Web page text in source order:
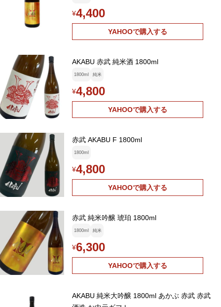
¥4,400
YAHOOで購入する
AKABU 赤武 純米酒 1800ml
1800ml 純米
¥4,800
YAHOOで購入する
赤武 AKABU F 1800ml
1800ml
¥4,800
YAHOOで購入する
赤武 純米吟醸 琥珀 1800ml
1800ml 純米
¥6,300
YAHOOで購入する
AKABU 純米大吟醸 1800ml あかぶ 赤武 赤武